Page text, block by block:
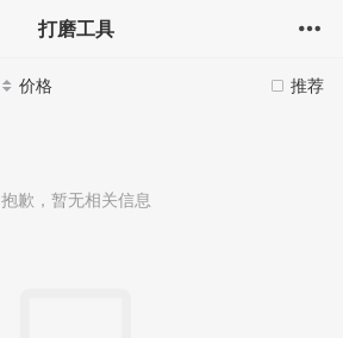
打磨工具
推荐
价格
抱歉，暂无相关信息